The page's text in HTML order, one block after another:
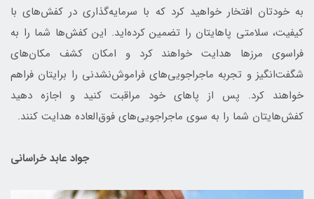
به خودتان افتخار خواهید کرد که با سرمایه‌گذاری در کفش‌های با
کیفیت، سلامتی پاهایتان را تضمین کرده‌اید. این کفش‌ها شما را به
فراسوی مرزها هدایت خواهند کرد و امکان کشف مکان‌های
شگفت‌انگیز و تجربه ماجراجویی‌های فراموش‌نشدنی را برایتان فراهم
خواهند کرد. پس از پاهای خود مراقبت کنید و اجازه دهید
کفش‌هایتان شما را به سوی ماجراجویی‌های فوق‌العاده هدایت کنند.
جواد عابد خراسانی